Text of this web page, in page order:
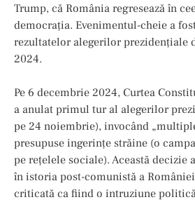
Trump, că România regresează în
democrația. Evenimentul-cheie a
rezultatelor alegerilor prezidențiale
2024.
Pe 6 decembrie 2024, Curtea
a anulat primul tur al alegerilor
pe 24 noiembrie), invocând
presupuse ingerințe străine (o
pe rețelele sociale). Această decizie
în istoria post-comunistă a
criticată ca fiind o intruziune